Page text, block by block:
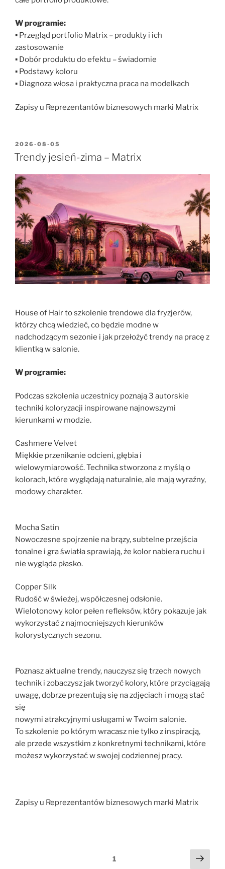
W programie:
▪ Przegląd portfolio Matrix – produkty i ich
zastosowanie
▪ Dobór produktu do efektu – świadomie
▪ Podstawy koloru
▪ Diagnoza włosa i praktyczna praca na modelkach
Zapisy u Reprezentantów biznesowych marki Matrix
2026-08-05
Trendy jesień-zima – Matrix
House of Hair to szkolenie trendowe dla fryzjerów,
którzy chcą wiedzieć, co będzie modne w
nadchodzącym sezonie i jak przełożyć trendy na pracę z
klientką w salonie.
W programie:
Podczas szkolenia uczestnicy poznają 3 autorskie
techniki koloryzacji inspirowane najnowszymi
kierunkami w modzie.
Cashmere Velvet
Miękkie przenikanie odcieni, głębia i
wielowymiarowość. Technika stworzona z myślą o
kolorach, które wyglądają naturalnie, ale mają wyraźny,
modowy charakter.
Mocha Satin
Nowoczesne spojrzenie na brązy, subtelne przejścia
tonalne i gra światła sprawiają, że kolor nabiera ruchu i
nie wygląda płasko.
Copper Silk
Rudość w świeżej, współczesnej odsłonie.
Wielotonowy kolor pełen refleksów, który pokazuje jak
wykorzystać z najmocniejszych kierunków
kolorystycznych sezonu.
Poznasz aktualne trendy, nauczysz się trzech nowych
technik i zobaczysz jak tworzyć kolory, które przyciągają
uwagę, dobrze prezentują się na zdjęciach i mogą stać
się
nowymi atrakcyjnymi usługami w Twoim salonie.
To szkolenie po którym wracasz nie tylko z inspiracją,
ale przede wszystkim z konkretnymi technikami, które
możesz wykorzystać w swojej codziennej pracy.
Zapisy u Reprezentantów biznesowych marki Matrix
1